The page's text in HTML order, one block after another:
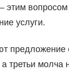
этим
услуги.
предложение
третьи молча